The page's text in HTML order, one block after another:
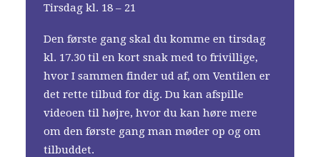
Tirsdag kl. 18 – 21
Den første gang skal du komme en tirsdag
kl. 17.30 til en kort snak med to frivillige,
hvor I sammen finder ud af, om Ventilen er
det rette tilbud for dig. Du kan afspille
videoen til højre, hvor du kan høre mere
om den første gang man møder op og om
tilbuddet.